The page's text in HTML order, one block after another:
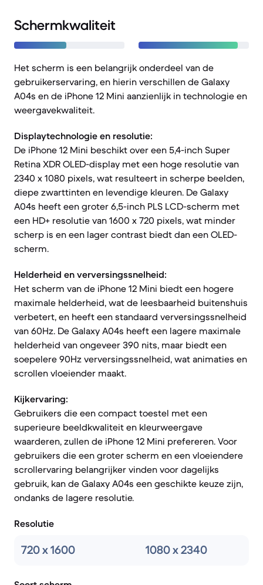
Schermkwaliteit
Het scherm is een belangrijk onderdeel van de
gebruikerservaring, en hierin verschillen de Galaxy
A04s en de iPhone 12 Mini aanzienlijk in technologie en
weergavekwaliteit.
Displaytechnologie en resolutie:
De iPhone 12 Mini beschikt over een 5,4-inch Super
Retina XDR OLED-display met een hoge resolutie van
2340 x 1080 pixels, wat resulteert in scherpe beelden,
diepe zwarttinten en levendige kleuren. De Galaxy
A04s heeft een groter 6,5-inch PLS LCD-scherm met
een HD+ resolutie van 1600 x 720 pixels, wat minder
scherp is en een lager contrast biedt dan een OLED-
scherm.
Helderheid en verversingssnelheid:
Het scherm van de iPhone 12 Mini biedt een hogere
maximale helderheid, wat de leesbaarheid buitenshuis
verbetert, en heeft een standaard verversingssnelheid
van 60Hz. De Galaxy A04s heeft een lagere maximale
helderheid van ongeveer 390 nits, maar biedt een
soepelere 90Hz verversingssnelheid, wat animaties en
scrollen vloeiender maakt.
Kijkervaring:
Gebruikers die een compact toestel met een
superieure beeldkwaliteit en kleurweergave
waarderen, zullen de iPhone 12 Mini prefereren. Voor
gebruikers die een groter scherm en een vloeiendere
scrollervaring belangrijker vinden voor dagelijks
gebruik, kan de Galaxy A04s een geschikte keuze zijn,
ondanks de lagere resolutie.
Resolutie
720 x 1600 1080 x 2340